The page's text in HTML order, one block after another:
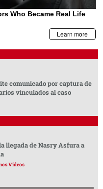
comunicado por captura de
vinculados al caso
llegada de Nasry Asfura a
Videos